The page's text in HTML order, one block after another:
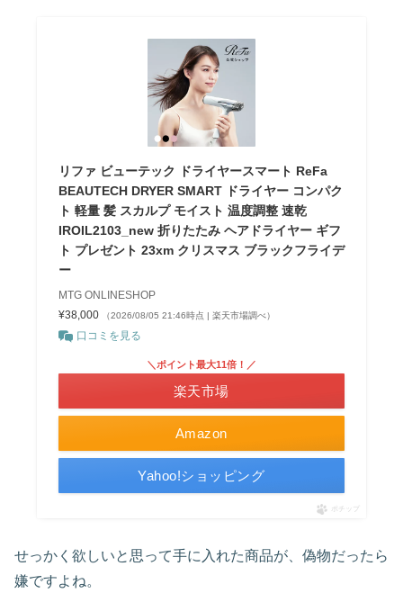
リファ ビューテック ドライヤースマート ReFa
BEAUTECH DRYER SMART ドライヤー コンパク
ト 軽量 髪 スカルプ モイスト 温度調整 速乾
IROIL2103_new 折りたたみ ヘアドライヤー ギフ
ト プレゼント 23xm クリスマス ブラックフライデ
ー
MTG ONLINESHOP
¥38,000
（2026/08/05 21:46時点 | 楽天市場調べ）
口コミを見る
Amazon
＼ポイント最大11倍！／
楽天市場
Yahoo!ショッピング
ポチップ
せっかく欲しいと思って手に入れた商品が、偽物だったら
嫌ですよね。